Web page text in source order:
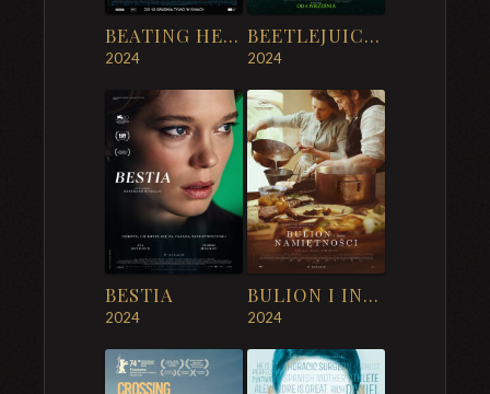
BEATING HEARTS
2024
BEETLEJUICE BEETLEJUICE
2024
BESTIA
2024
BULION I INNE NAMIĘTNOŚCI
2024